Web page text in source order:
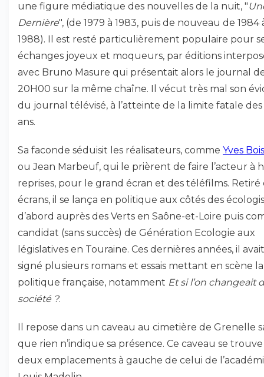
une figure médiatique des nouvelles de la nuit, "
Dernière", (de 1979 à 1983, puis de nouveau de 1984
1988). Il est resté particulièrement populaire pour
échanges joyeux et moqueurs, par éditions
avec Bruno Masure qui présentait alors le journal
20H00 sur la même chaîne. Il vécut très mal son
du journal télévisé, à l’atteinte de la limite fatale des
ans.
Sa faconde séduisit les réalisateurs, comme Yves
ou Jean Marbeuf, qui le prièrent de faire l’acteur à
reprises, pour le grand écran et des téléfilms. Retiré
écrans, il se lança en politique aux côtés des
d’abord auprès des Verts en Saône-et-Loire puis
candidat (sans succès) de Génération Ecologie aux
législatives en Touraine. Ces dernières années, il avait
signé plusieurs romans et essais mettant en scène la
politique française, notamment Et si l’on changeait
société ?.
Il repose dans un caveau au cimetière de Grenelle
que rien n’indique sa présence. Ce caveau se trouve
deux emplacements à gauche de celui de